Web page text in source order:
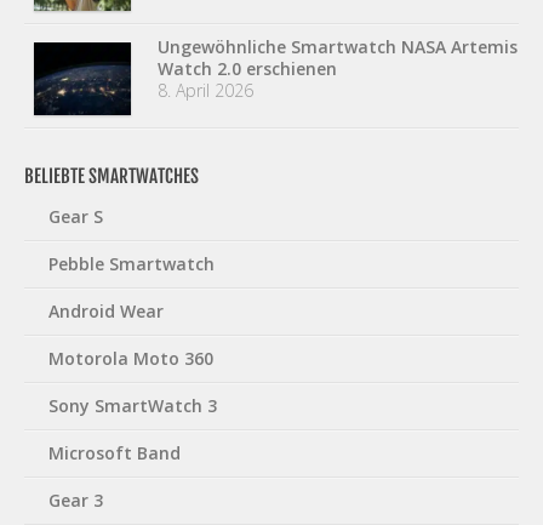
Ungewöhnliche Smartwatch NASA Artemis
Watch 2.0 erschienen
8. April 2026
BELIEBTE SMARTWATCHES
Gear S
Pebble Smartwatch
Android Wear
Motorola Moto 360
Sony SmartWatch 3
Microsoft Band
Gear 3